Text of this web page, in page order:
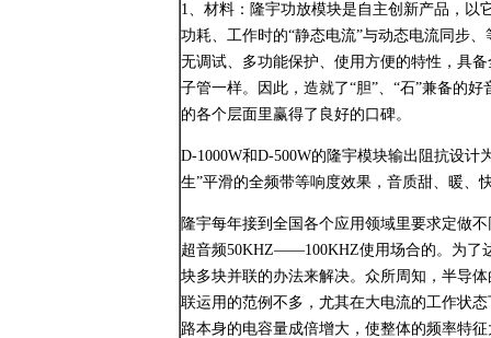
1、材料：隆宇功放模块是自主创新产品，以
功耗、工作时的“静态电流”与动态电流同步
无调试、多功能保护、使用方便的特性，具
子管一样。因此，造就了“胆”、“石”兼备的
的各个层面里赢得了良好的口碑。
D-1000W和D-500W的隆宇模块输出阻抗设
生”平滑的全频带等响度效果，音质甜、暖、
隆宇每年接到全国各个应用领域里要求定做
超音频50KHZ——100KHZ使用场合的。为了
块多块并联的办法来解决。众所周知，半导
联运用的范例不多，尤其在大电流的工作状
路本身的电容量成倍增大，使整体的频率特